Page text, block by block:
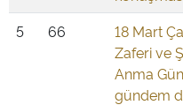
5 66
18 Mart
Zaferi ve
Anma
gündem